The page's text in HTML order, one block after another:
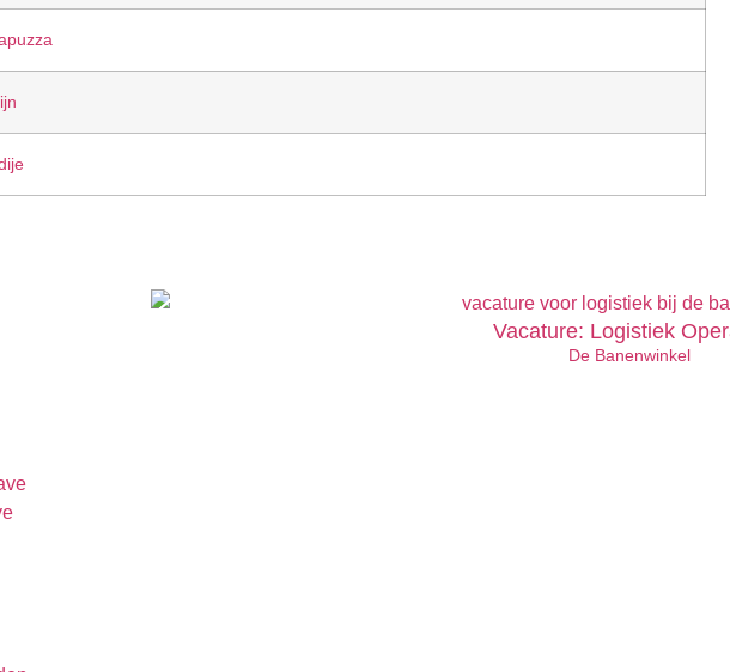
Vacature: Logistiek
De Banenwinkel